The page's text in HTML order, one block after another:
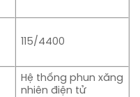
115/4400
Hệ thống phun xăng
nhiên điện tử